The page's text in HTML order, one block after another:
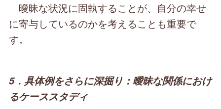
曖昧な状況に固執することが、自分の幸せ
に寄与しているのかを考えることも重要で
す。
5．具体例をさらに深掘り：曖昧な関係におけ
るケーススタディ